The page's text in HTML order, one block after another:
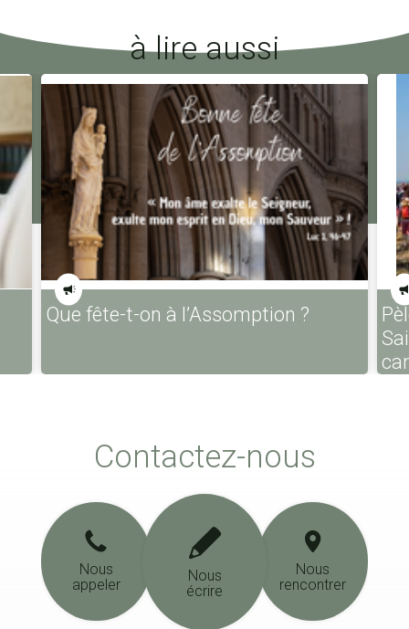
à lire aussi
Que fête-t-on à l’Assomption ?
Contactez-nous
Nous
appeler
Nous
écrire
Nous
rencontrer